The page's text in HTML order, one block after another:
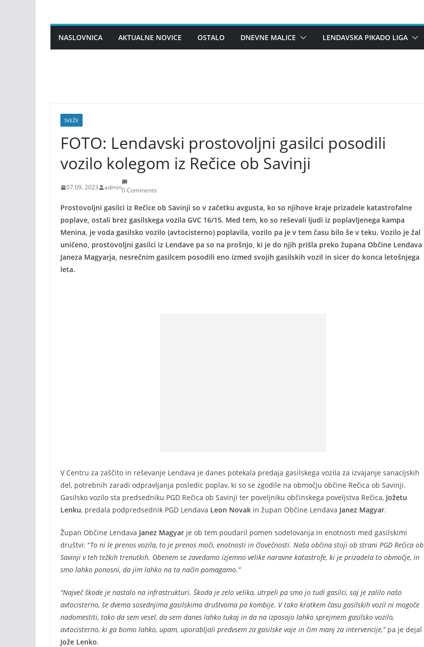
contentNASLOVNICA AKTUALNE NOVICE OSTALO DNEVNE MALICE LENDAVSKA PIKADO LIGA
SVEŽE
FOTO: Lendavski prostovoljni gasilci posodili
vozilo kolegom iz Rečice ob Savinji
07.09. 2023 admin0 Comments
Prostovoljni gasilci iz Rečice ob Savinji so v začetku avgusta, ko so njihove kraje prizadele katastrofalne
poplave, ostali brez gasilskega vozila GVC 16/15. Med tem, ko so reševali ljudi iz poplavljenega kampa
Menina, je voda gasilsko vozilo (avtocisterno) poplavila, vozilo pa je v tem času bilo še v teku. Vozilo je žal
uničeno, prostovoljni gasilci iz Lendave pa so na prošnjo, ki je do njih prišla preko župana Občine Lendava
Janeza Magyarja, nesrečnim gasilcem posodili eno izmed svojih gasilskih vozil in sicer do konca letošnjega
leta.
V Centru za zaščito in reševanje Lendava je danes potekala predaja gasilskega vozila za izvajanje sanacijskih
del, potrebnih zaradi odpravljanja posledic poplav, ki so se zgodile na območju občine Rečica ob Savinji.
Gasilsko vozilo sta predsedniku PGD Rečica ob Savinji ter poveljniku občinskega poveljstva Rečica, Jožetu
Lenku, predala podpredsednik PGD Lendava Leon Novak in župan Občine Lendava Janez Magyar.
Župan Občine Lendava Janez Magyar je ob tem poudaril pomen sodelovanja in enotnosti med gasilskimi
društvi: “To ni le prenos vozila, to je prenos moči, enotnosti in človečnosti. Naša občina stoji ob strani PGD Rečica ob
Savinji v teh težkih trenutkih. Obenem se zavedamo izjemno velike naravne katastrofe, ki je prizadela to območje, in
smo lahko ponosni, da jim lahko na ta način pomagamo.”
“Največ škode je nastalo na infrastrukturi. Škoda je zelo velika, utrpeli pa smo jo tudi gasilci, saj je zalilo našo
avtocisterno, še dvema sosednjima gasilskima društvoma pa kombije. V tako kratkem času gasilskih vozil ni mogoče
nadomestiti, tako da sem vesel, da sem danes lahko tukaj in da na izposojo lahko sprejmem gasilsko vozilo,
avtocisterno, ki ga bomo lahko, upam, uporabljali predvsem za gasilske vaje in čim manj za intervencije,”pa je dejal
Jože Lenko.